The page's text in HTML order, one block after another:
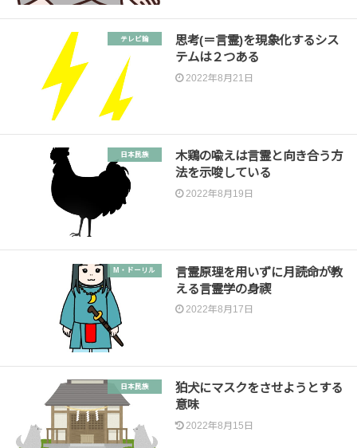
テレビ論
思考(＝言霊)を現象化するシス
テムは２つある
2022年8月21日
日本民族
木鶏の喩えは言霊と向き合う方
法を示唆している
2022年8月19日
M・ドーリル
言霊原理を用いずに月読命が教
える言霊学の身禊
2022年8月17日
日本民族
狛犬にマスクをさせようとする
意味
2022年8月15日